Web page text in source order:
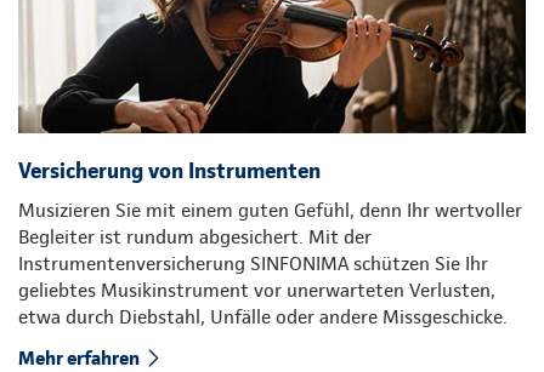
Versicherung von Instrumenten
Musizieren Sie mit einem guten Gefühl, denn Ihr wertvoller
Begleiter ist rundum abgesichert. Mit der
Instrumentenversicherung SINFONIMA schützen Sie Ihr
geliebtes Musikinstrument vor unerwarteten Verlusten,
etwa durch Diebstahl, Unfälle oder andere Missgeschicke.
Mehr erfahren